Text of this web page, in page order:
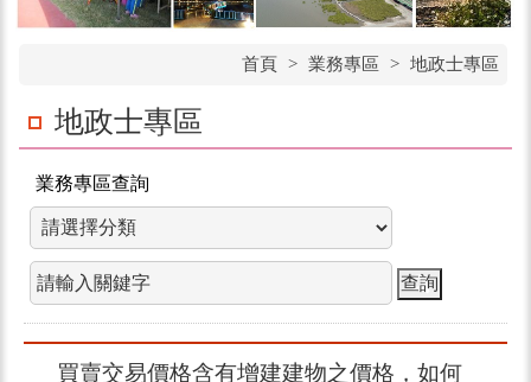
首頁 > 業務專區 > 地政士專區
地政士專區
業務專區查詢
買賣交易價格含有增建建物之價格，如何